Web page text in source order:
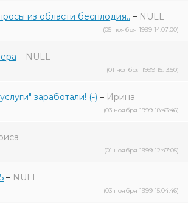
из области бесплодия.. – NULL
(05 ноября 1999 14:07:00)
– NULL
(01 ноября 1999 15:13:50)
заработали! (-) – Ирина
(03 ноября 1999 18:43:46)
(01 ноября 1999 12:47:05)
– NULL
(03 ноября 1999 15:04:46)